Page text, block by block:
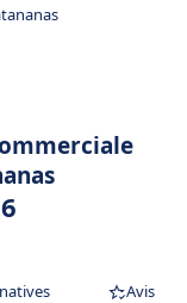
Avis